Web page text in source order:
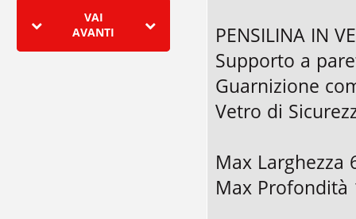
VAI
AVANTI
PENSILINA IN
Supporto a
Guarnizione
Vetro di
Max Larghezza
Max Profondità